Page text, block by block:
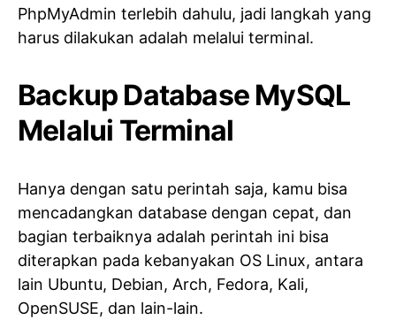
PhpMyAdmin terlebih dahulu, jadi langkah yang
harus dilakukan adalah melalui terminal.
Backup Database MySQL
Melalui Terminal
Hanya dengan satu perintah saja, kamu bisa
mencadangkan database dengan cepat, dan
bagian terbaiknya adalah perintah ini bisa
diterapkan pada kebanyakan OS Linux, antara
lain Ubuntu, Debian, Arch, Fedora, Kali,
OpenSUSE, dan lain-lain.